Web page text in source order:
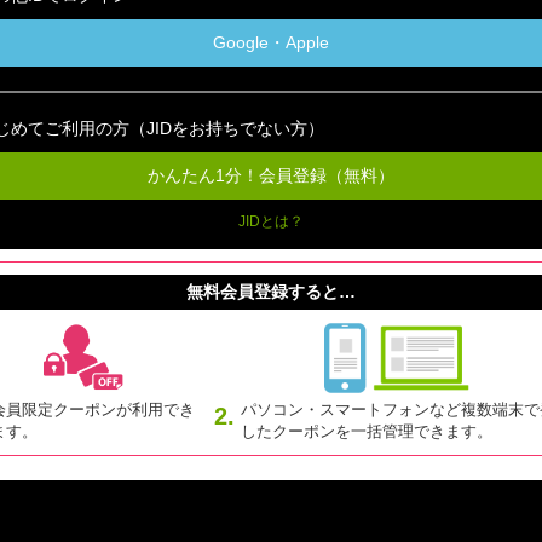
Google・Apple
めてご利用の方（JIDをお持ちでない方）
かんたん1分！会員登録（無料）
JIDとは？
無料会員登録すると…
員限定クーポンが利用でき
す。
2. パソコン・スマートフォンなど複数端末
したクーポンを一括管理できます。